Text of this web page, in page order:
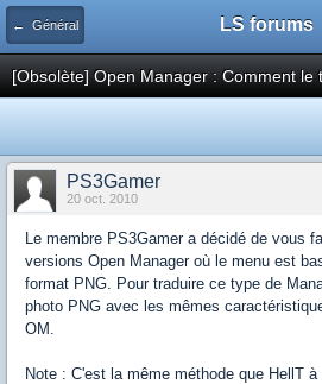
← Général LS forums
[Obsolète] Open Manager : Comment le
PS3Gamer
20 oct. 2010
Le membre PS3Gamer a décidé de vous
versions Open Manager où le menu est
format PNG. Pour traduire ce type de
photo PNG avec les mêmes
OM.
Note : C'est la même méthode que HellT